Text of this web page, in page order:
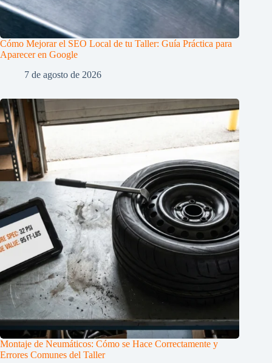
Cómo Mejorar el SEO Local de tu Taller: Guía Práctica para
Aparecer en Google
7 de agosto de 2026
Montaje de Neumáticos: Cómo se Hace Correctamente y
Errores Comunes del Taller